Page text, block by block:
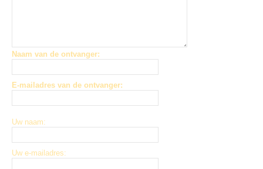
Naam van de ontvanger:
E-mailadres van de ontvanger:
Uw naam:
Uw e-mailadres: